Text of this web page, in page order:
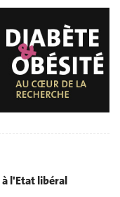
l'Etat libéral